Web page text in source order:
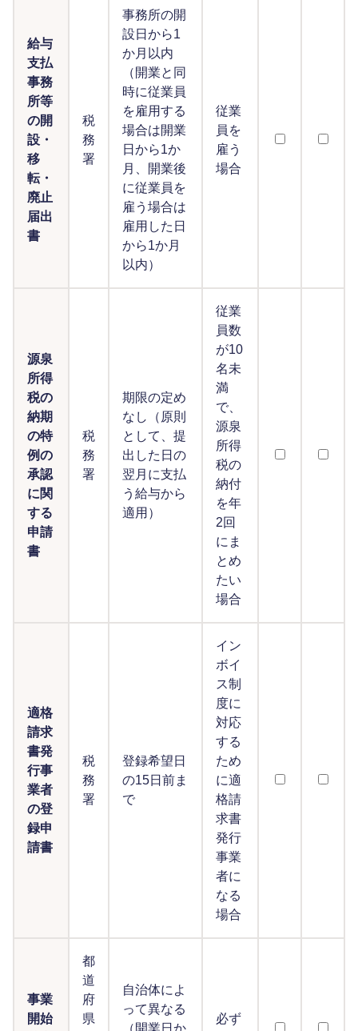
給与
支払
事務
所等
の開
設・
移
転・
廃止
届出
書
税
務
署
事務所の開
設日から1
か月以内
（開業と同
時に従業員
を雇用する
場合は開業
日から1か
月、開業後
に従業員を
雇う場合は
雇用した日
から1か月
以内）
従業
員を
雇う
場合
源泉
所得
税の
納期
の特
例の
承認
に関
する
申請
書
税
務
署
期限の定め
なし（原則
として、提
出した日の
翌月に支払
う給与から
適用）
従業
員数
が10
名未
満
で、
源泉
所得
税の
納付
を年
2回
にま
とめ
たい
場合
適格
請求
書発
行事
業者
の登
録申
請書
税
務
署
登録希望日
の15日前ま
で
イン
ボイ
ス制
度に
対応
する
ため
に適
格請
求書
発行
事業
者に
なる
場合
事業
開始
都
道
府
県
自治体によ
って異なる
（開業日か
必ず